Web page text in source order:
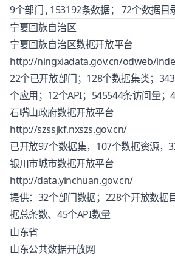
9个部门 , 153192条数据； 72个数据目
宁夏回族自治区
宁夏回族自治区数据开放平台
http://ningxiadata.gov.cn/odweb/
22个已开放部门；128个数据集类；
个应用；12个API；545544条访问量；
石嘴山政府数据开放平台
http://szssjkf.nxszs.gov.cn/
已开放97个数据集，107个数据资源，
银川市城市数据开放平台
http://data.yinchuan.gov.cn/
提供：32个部门数据；228个开放数据
据总条数、45个API数量
山东省
山东公共数据开放网